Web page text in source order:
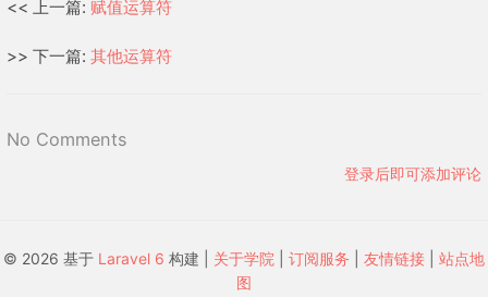
<< 上一篇: 赋值运算符
>> 下一篇: 其他运算符
No Comments
登录后即可添加评论
© 2026 基于 Laravel 6 构建 | 关于学院 订阅服务 友情链接
站点地
图